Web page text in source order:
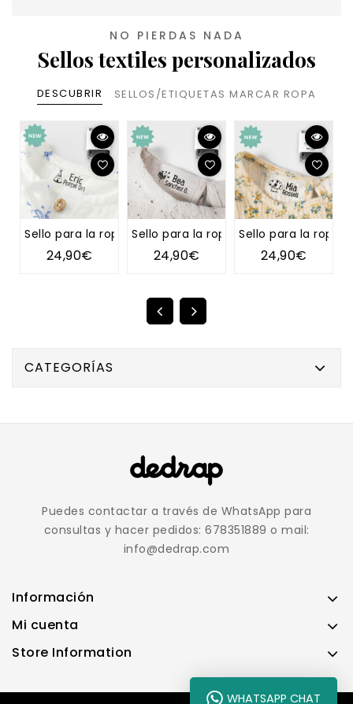
NO PIERDAS NADA
Sellos textiles personalizados
DESCUBRIR SELLOS/ETIQUETAS MARCAR ROPA
Sello para la ropa TIPI
24,90€
Sello para la ropa DIENTE DE LEÓN
24,90€
Sello para la ropa
24,90€
CATEGORÍAS
Puedes contactar a través de WhatsApp para
consultas y hacer pedidos: 678351889 o mail:
info@dedrap.com
Información
Mi cuenta
Store Information
WHATSAPP CHAT